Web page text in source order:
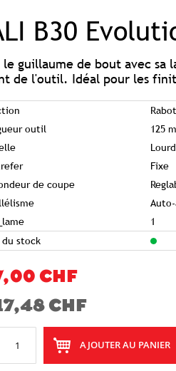
B30
le guillaume de bout avec sa
de l'outil. Idéal pour les
outil
125
Fixe
de coupe
1
stock
CHF
CHF
AJOUTER AU PANIER